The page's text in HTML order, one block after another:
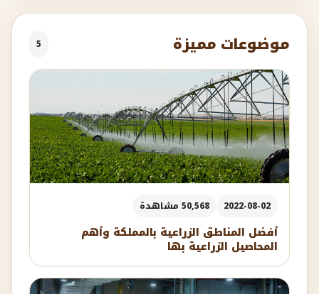
موضوعات مميزة 5
2022-08-02 50,568 مشاهدة
أفضل المناطق الزراعية بالمملكة وأهم
المحاصيل الزراعية بها